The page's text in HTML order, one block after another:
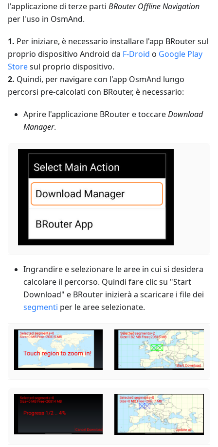
l'applicazione di terze parti BRouter Offline Navigation
per l'uso in OsmAnd.
1. Per iniziare, è necessario installare l'app BRouter sul
proprio dispositivo Android da F-Droid o Google Play
Storesul proprio dispositivo.
2. Quindi, per navigare con l'app OsmAnd lungo
percorsi pre-calcolati con BRouter, è necessario:
Aprire l'applicazione BRouter e toccareDownload
Manager.
Ingrandire e selezionare le aree in cui si desidera
calcolare il percorso. Quindi fare clic su "Start
Download" e BRouter inizierà a scaricare i file dei
segmenti per le aree selezionate.